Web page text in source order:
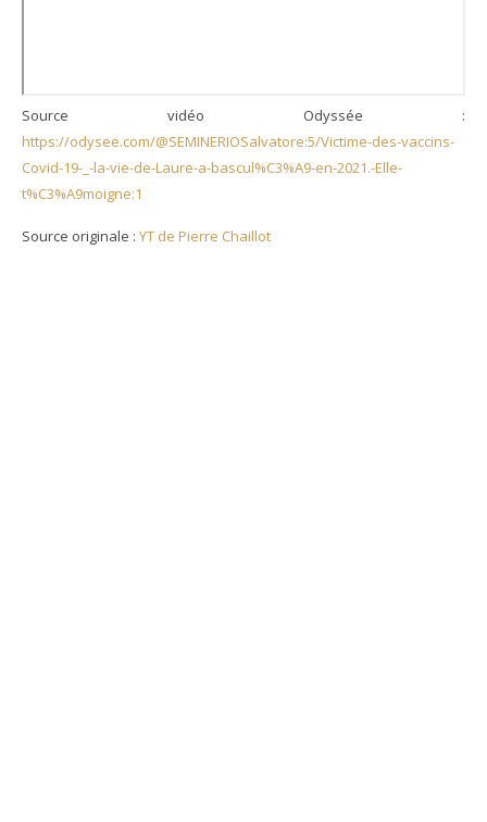
Source vidéo Odyssée :
https://odysee.com/@SEMINERIOSalvatore:5/Victime-des-vaccins-
Covid-19-_-la-vie-de-Laure-a-bascul%C3%A9-en-2021.-Elle-
t%C3%A9moigne:1
Source originale : YT de Pierre Chaillot